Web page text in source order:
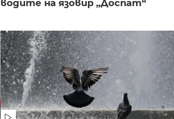
водите на язовир „Доспат“